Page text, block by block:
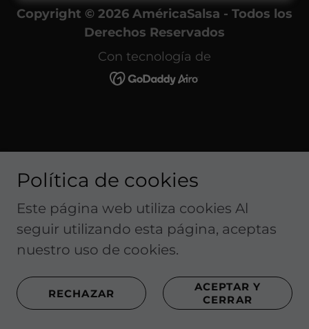
Copyright © 2026 AméricaSalsa - Todos los
Derechos Reservados
Con tecnología de
Política de cookies
Este página web utiliza cookies Al
seguir utilizando esta página, aceptas
nuestro uso de cookies.
RECHAZAR
ACEPTAR Y
CERRAR